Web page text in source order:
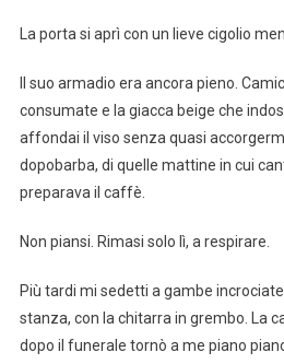
La porta si aprì con un lieve cigolio
Il suo armadio era ancora pieno.
consumate e la giacca beige che
affondai il viso senza quasi
dopobarba, di quelle mattine in cui
preparava il caffè.
Non piansi. Rimasi solo lì, a respirare.
Più tardi mi sedetti a gambe
stanza, con la chitarra in grembo. La
dopo il funerale tornò a me piano